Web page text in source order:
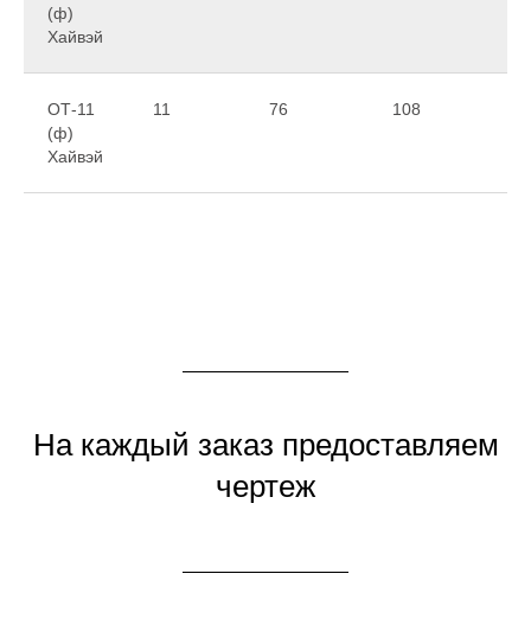
(ф)
Хайвэй
ОТ-11
(ф)
Хайвэй
11 76 108
На каждый заказ предоставляем
чертеж